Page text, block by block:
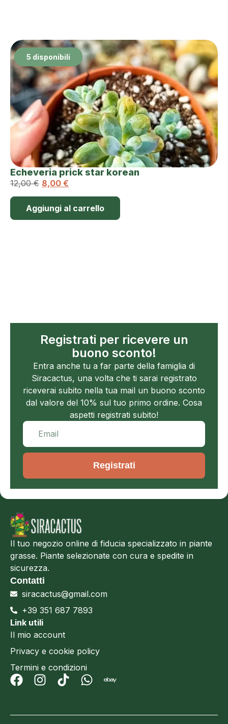
5 disponibili
Echeveria prick star korean
12,00€ 8,00 €
Aggiungi al carrello
Registrati per ricevere un
buono sconto!
Entra anche tu a far parte della famiglia di
Siracactus, una volta che ti sarai registrato
riceverai subito nella tua mail un buono sconto
dal valore del 10% sul tuo primo ordine. Cosa
aspetti registrati subito!
Registrati
Il tuo negozio online di fiducia specializzato in piante
grasse. Piante selezionate con cura e spedite in
sicurezza.
Contatti
siracactus@gmail.com
+39 351 687 7893
Link utili
Il mio account
Privacy e cookie policy
Termini e condizioni